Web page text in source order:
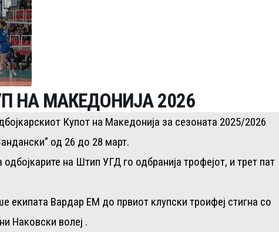
НА МАКЕДОНИЈА 2026
Купот на Македонија за сезоната 2025/2026
од 26 до 28 март.
на Штип УГД го одбранија трофејот, и трет пат
екипата Вардар ЕМ до првиот клупски троифеј стигна со
Наковски волеј .